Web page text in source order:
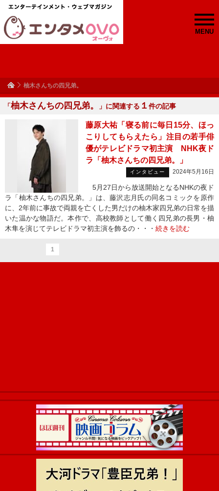
MENU
柚木さんちの四兄弟。
「柚木さんちの四兄弟。 」に関連する １ 件の記事
藤原大祐「寝る前に毎日15分、ほっ
こりしてもらえたら」注目の若手俳
優がテレビドラマ初主演 NHK夜ド
ラ「柚木さんちの四兄弟。」
インタビュー 2024年5月16日
5月27日から放送開始となるNHKの夜ド
ラ「柚木さんちの四兄弟。」は、藤沢志月氏の同名コミックを原作
に、2年前に事故で両親を亡くした男だけの柚木家四兄弟の日常を描
いた温かな物語だ。本作で、高校教師として働く四兄弟の長男・柚
木隼を演じてテレビドラマ初主演を飾るの・・・ 続きを読む
1